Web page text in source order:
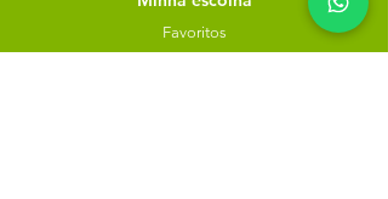
Favoritos